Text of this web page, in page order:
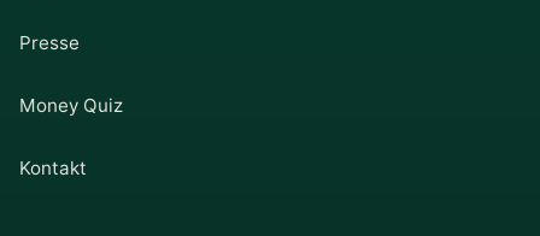
Presse
Money Quiz
Kontakt